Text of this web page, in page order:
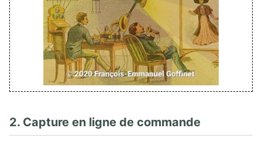
2. Capture en ligne de commande